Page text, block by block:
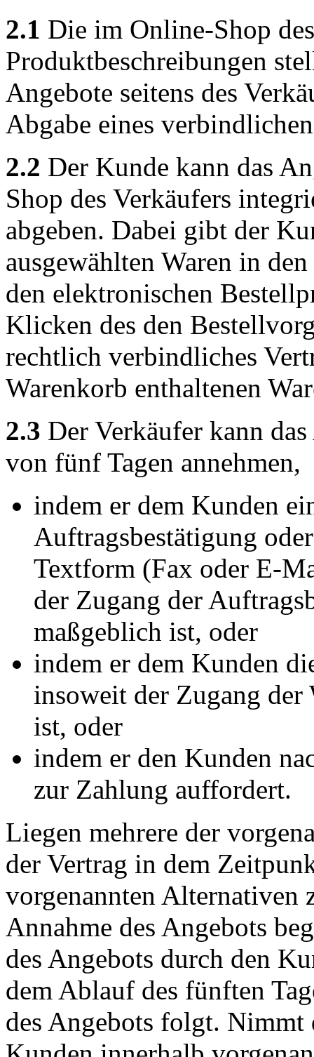
2.1 Die im Online-Shop
Produktbeschreibungen
Angebote seitens des
Abgabe eines
2.2 Der Kunde kann das
Shop des Verkäufers
abgeben. Dabei gibt der
ausgewählten Waren in
den elektronischen
Klicken des den
rechtlich verbindliches
Warenkorb enthaltenen
2.3 Der Verkäufer kann
von fünf Tagen annehmen,
indem er dem Kunden
Auftragsbestätigung
Textform (Fax oder E-
der Zugang der
maßgeblich ist, oder
indem er dem Kunden
insoweit der Zugang
ist, oder
indem er den Kunden
zur Zahlung auffordert.
Liegen mehrere der
der Vertrag in dem
vorgenannten
Annahme des Angebots
des Angebots durch den
dem Ablauf des fünften
des Angebots folgt. Nimmt